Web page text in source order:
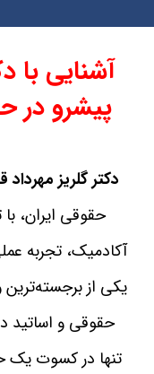
آشنایی با
پیشرو در
دکتر گلریز
حقوقی ایران،
آکادمیک، تجربه
یکی از
حقوقی و اساتید
تنها در کسوت یک